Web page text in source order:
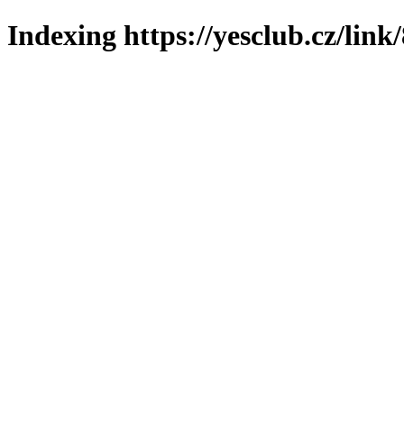
Indexing https://yesclub.cz/link/